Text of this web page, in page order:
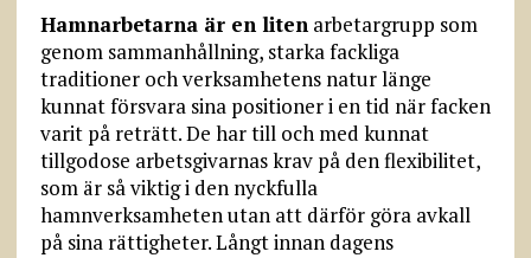
Hamnarbetarna är en litenarbetargrupp som
genom sammanhållning, starka fackliga
traditioner och verksamhetens natur länge
kunnat försvara sina positioner i en tid när facken
varit på reträtt. De har till och med kunnat
tillgodose arbetsgivarnas krav på den flexibilitet,
som är så viktig i den nyckfulla
hamnverksamheten utan att därför göra avkall
på sina rättigheter. Långt innan dagens